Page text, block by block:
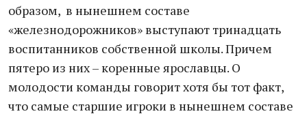
образом, в нынешнем составе
«железнодорожников» выступают тринадцать
воспитанников собственной школы. Причем
пятеро из них – коренные ярославцы. О
молодости команды говорит хотя бы тот факт,
что самые старшие игроки в нынешнем составе